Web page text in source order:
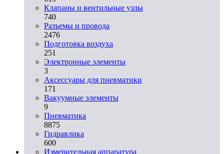
Клапаны и вентильные узлы
740
Разъемы и провода
2476
Подготовка воздуха
251
Электронные элементы
3
Аксессуары для пневматики
171
Вакуумные элементы
9
Пневматика
8875
Гидравлика
600
Измерительная аппаратура